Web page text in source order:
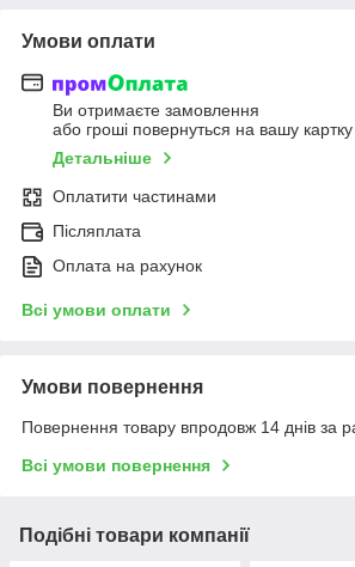
Умови оплати
Ви отримаєте замовлення
або гроші повернуться на вашу картку
Детальніше
Оплатити частинами
Післяплата
Оплата на рахунок
Всі умови оплати
Умови повернення
Повернення товару впродовж 14 днів за
Всі умови повернення
Подібні товари компанії